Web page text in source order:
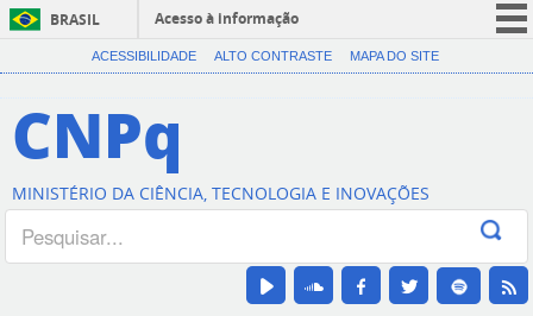
BRASIL
Acesso à informação
CORONAVÍRUS (COVID-19)
Canais
ACESSIBILIDADE ALTO CONTRASTE MAPA DO SITE
CNPq
MINISTÉRIO DA CIÊNCIA, TECNOLOGIA E INOVAÇÕES